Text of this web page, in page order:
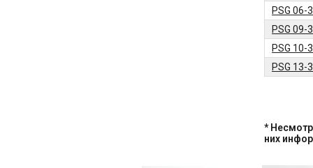
PSG 06-
PSG 09-
PSG 10-
PSG 13-
*
них